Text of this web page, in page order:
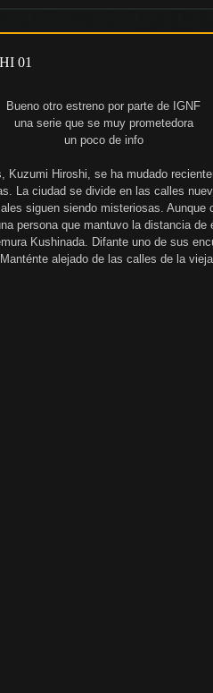
01
Bueno otro estreno por parte de IGNF
una serie que se muy prometedora
un poco de info
Kuzumi Hiroshi, se ha mudado
La ciudad se divide en las calles
siguen siendo misteriosas. Aunque
persona que mantuvo la distancia de
Kushinada. Difante uno de sus
alejado de las calles de la vieja